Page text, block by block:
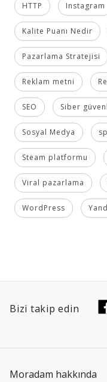
HTTP Instagram
Kalite Puanı Nedir
Pazarlama Stratejisi
Reklam metni
SEO Siber
Sosyal Medya
Steam platformu
Viral pazarlama
WordPress
Bizi takip edin
Moradam hakkında